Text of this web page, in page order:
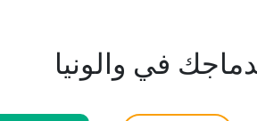
في والونيا